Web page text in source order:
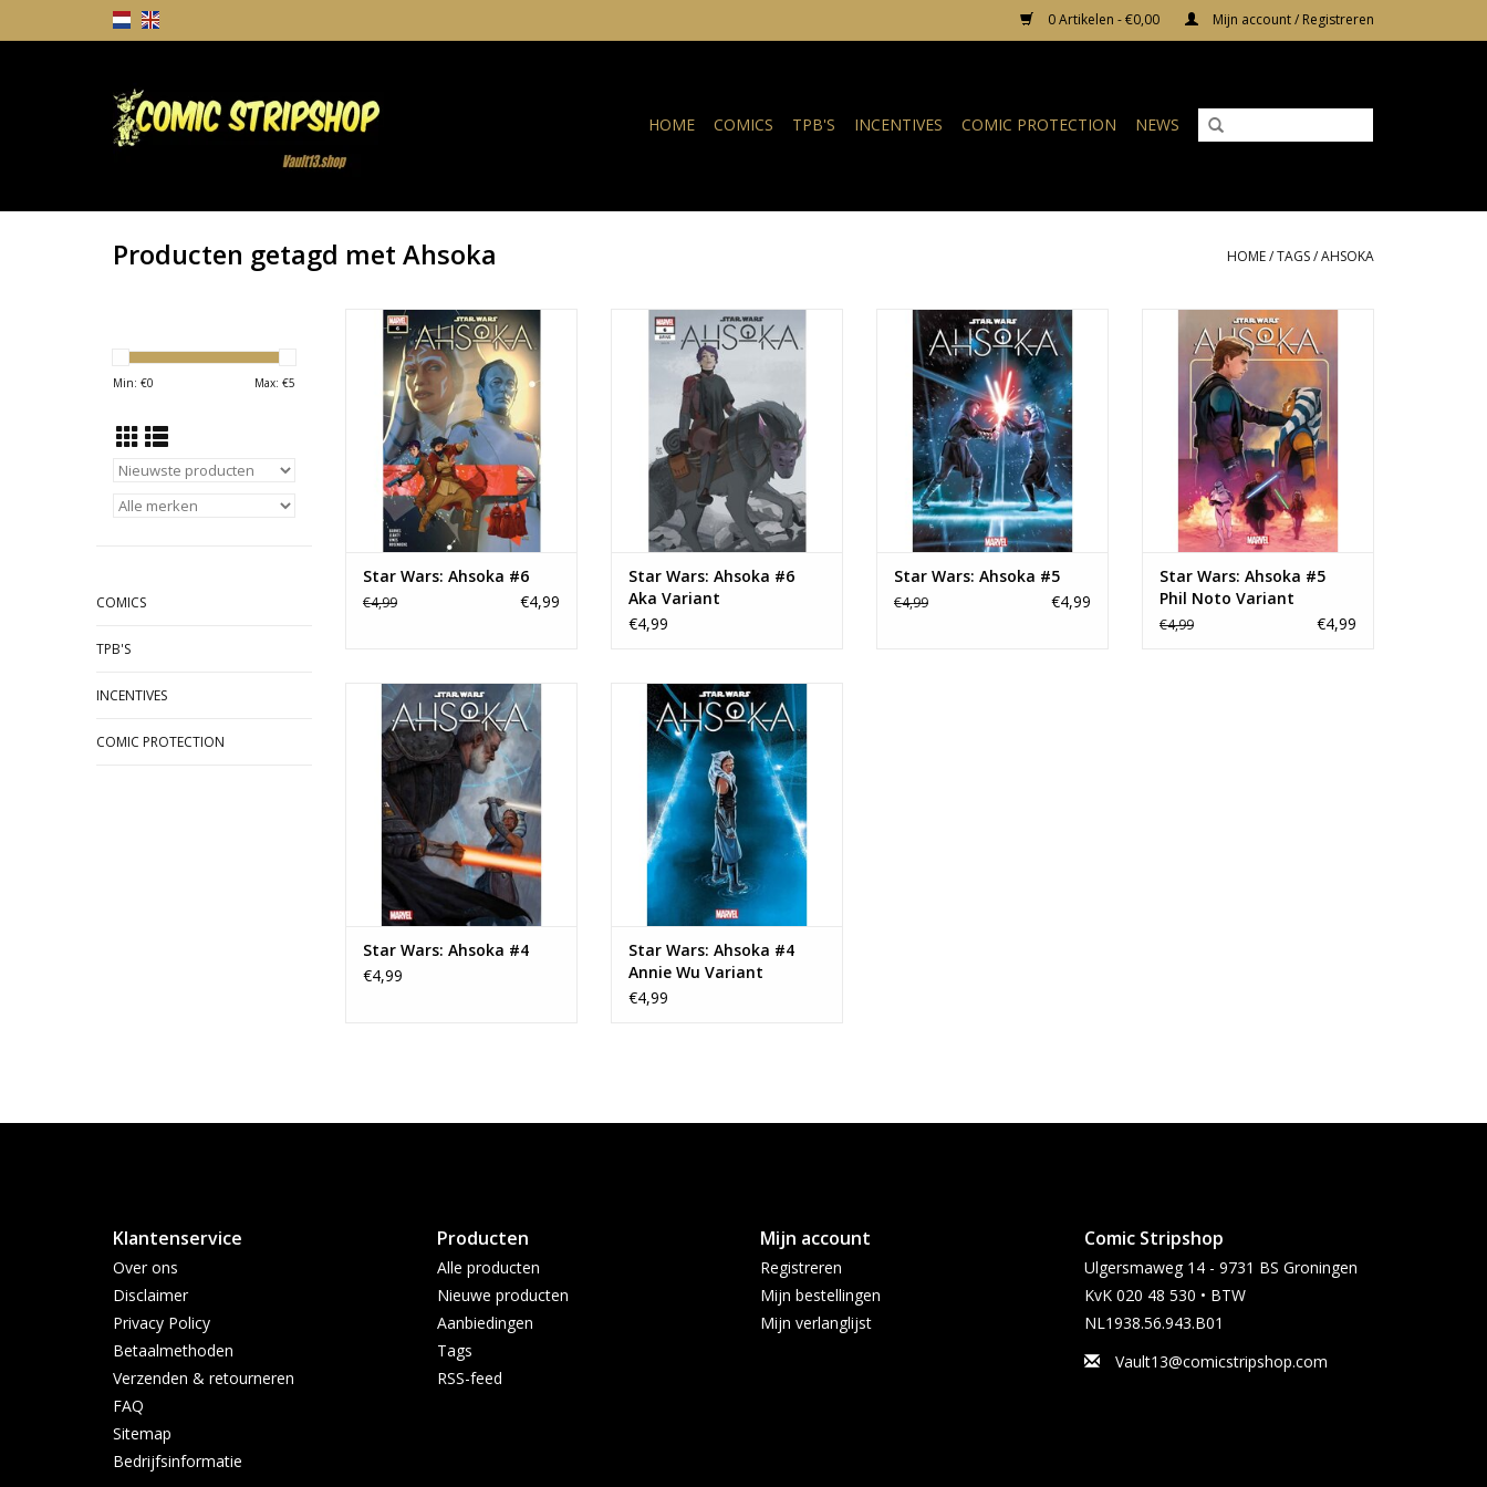
0 Artikelen - €0,00 Mijn account / Registreren
HOME COMICS TPB'S INCENTIVES COMIC PROTECTION NEWS
Producten getagd met Ahsoka HOME/TAGS/AHSOKA
Min: €0 Max: €5
COMICS
TPB'S
INCENTIVES
COMIC PROTECTION
Star Wars: Ahsoka #6
TOEVOEGEN AAN WINKELWAGEN
Star Wars: Ahsoka #6
€4,99 €4,99
Star Wars: Ahsoka #6 Aka Variant
TOEVOEGEN AAN WINKELWAGEN
Star Wars: Ahsoka #6
Aka Variant
€4,99
Star Wars: Ahsoka #5
TOEVOEGEN AAN WINKELWAGEN
Star Wars: Ahsoka #5
€4,99 €4,99
Star Wars: Ahsoka #5 Phil Noto
Variant
TOEVOEGEN AAN WINKELWAGEN
Star Wars: Ahsoka #5
Phil Noto Variant
€4,99 €4,99
Star Wars: Ahsoka #4
TOEVOEGEN AAN WINKELWAGEN
Star Wars: Ahsoka #4
€4,99
Star Wars: Ahsoka #4 Annie Wu
Variant
TOEVOEGEN AAN WINKELWAGEN
Star Wars: Ahsoka #4
Annie Wu Variant
€4,99
Klantenservice
Over ons
Disclaimer
Privacy Policy
Betaalmethoden
Verzenden & retourneren
FAQ
Sitemap
Bedrijfsinformatie
Producten
Alle producten
Nieuwe producten
Aanbiedingen
Tags
RSS-feed
Mijn account
Registreren
Mijn bestellingen
Mijn verlanglijst
Comic Stripshop
Ulgersmaweg 14 - 9731 BS Groningen
KvK 020 48 530 • BTW
NL1938.56.943.B01
Vault13@comicstripshop.com